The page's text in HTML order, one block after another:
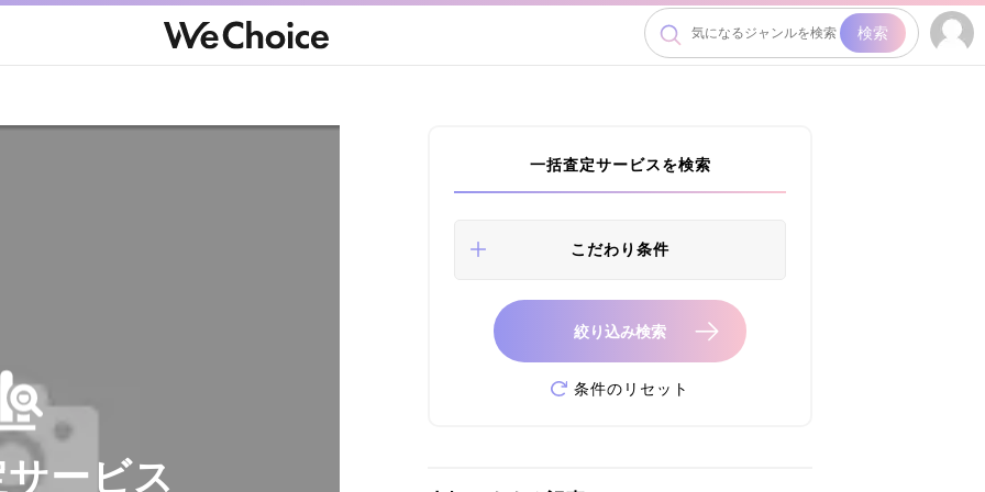
検索
ービス
一括査定サービスを検索
こだわり条件
絞り込み検索
条件のリセット